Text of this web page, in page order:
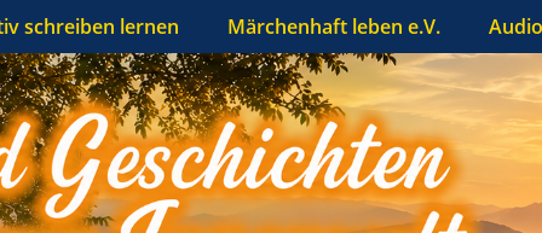
schreiben lernen Märchenhaft leben e.V.